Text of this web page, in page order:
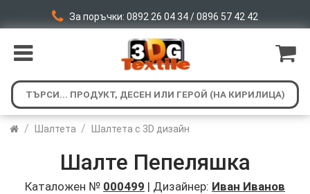
За поръчки: 0892 26 04 34 / 0896 57 42 42
/ Шалтета / Шалтета с 3D дизайн
Шалте Пепеляшка
Каталожен № 000499 | Дизайнер: Иван Иванов